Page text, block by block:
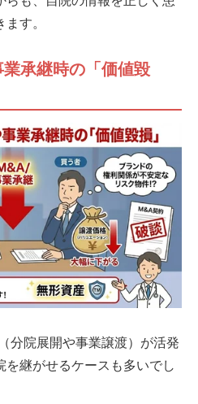
す。
承継時の「価値毀
分院展開や事業譲渡）が活発
継がせるケースも多いでし